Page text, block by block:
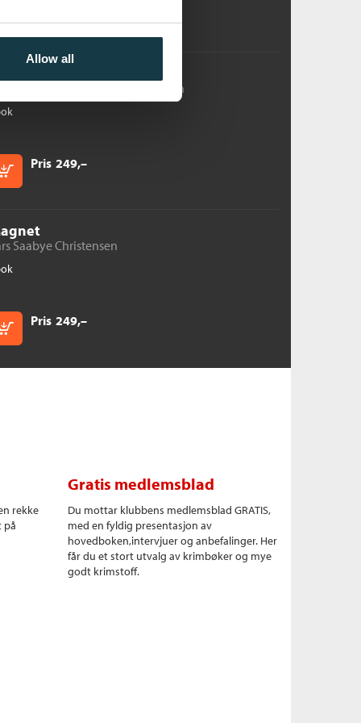
Allow all
Lars Saabye Christensen
Pris 249,–
Kjøp
Saabye Christensen
Pris 249,–
Kjøp
rekke
på
Gratis medlemsblad
Du mottar klubbens medlemsblad GRATIS,
med en fyldig presentasjon av
hovedboken,intervjuer og anbefalinger. Her
får du et stort utvalg av krimbøker og mye
godt krimstoff.